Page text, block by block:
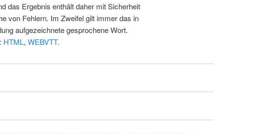
das Ergebnis enthält daher mit Sicherheit
von Fehlern. Im Zweifel gilt immer das in
aufgezeichnete gesprochene Wort.
HTML, WEBVTT.